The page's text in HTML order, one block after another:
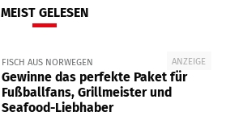
MEIST GELESEN
ANZEIGE
FISCH AUS NORWEGEN
Gewinne das perfekte Paket für
Fußballfans, Grillmeister und
Seafood-Liebhaber